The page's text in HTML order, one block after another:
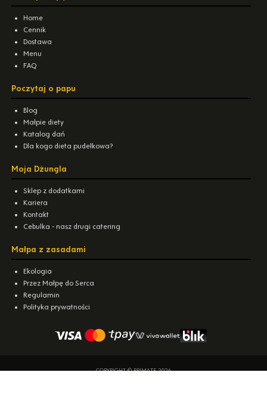
Home
Cennik
Dostawa
Menu
FAQ
Poczytaj o papu
Blog
Małpie diety
Katalog dań
Dla kogo dieta pudełkowa?
Moja Dżungla
Sklep z dodatkami
Kariera
Kontakt
Cebulka - nasz drugi catering
Małpa z zasadami
Ekologia
Przez Małpę do Serca
Regulamin
Polityka prywatności
COPYRIGHT © PRIMATE 2026